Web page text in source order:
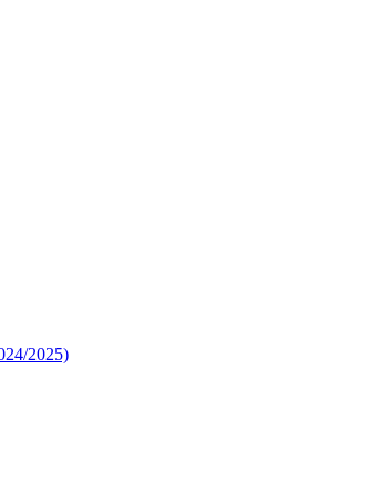
2025)